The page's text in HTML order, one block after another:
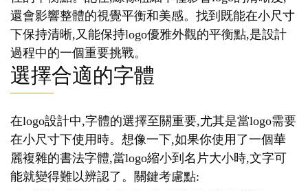
還會影響整體的視覺平衡和美感。找到既能在小尺寸
下保持清晰,又能保持logo優雅外觀的平衡點,是設計
過程中的一個重要挑戰。
選擇合適的字體
在logo設計中,字體的選擇至關重要,尤其是當logo需要
在小尺寸下使用時。想像一下,如果你使用了一個華
麗複雜的書法字體,當logo縮小到名片大小時,文字可
能就變得難以辨認了。關鍵考慮點: